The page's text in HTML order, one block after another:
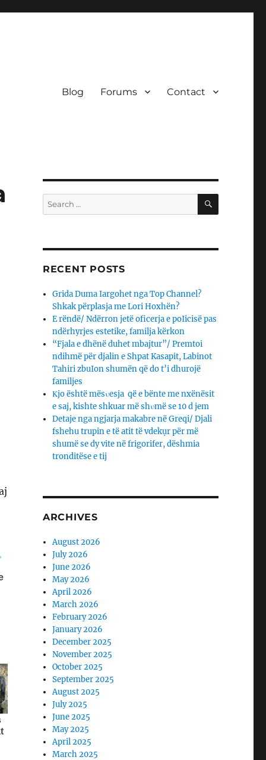
Blog Forums Contact
Search
for:
SEARCH
RECENT POSTS
Grida Duma Iargohet nga Top Channel?
Shkak përplasja me Lori Hoxhën?
E rëndë/ Ndërron jetë oficerja e poIicisë pas
ndërhyrjes estetike, familja kërkon
“Fjala e dhënë duhet mbajtur”/ Premtoi
ndihmë për djalin e Shpat Kasapit, Labinot
Tahiri zbuIon shumën që do t’i dhurojë
familjes
Κjo është mësυesja që e bënte me nxënësit
e saj, kishte shkuar më shυmë se 10 d jem
Detaje nga ngjarja makabre në Greqi/ Djali
fshehu trupin e të atit të vdekụr për më
shumë se dy vite në frigorifer, dëshmia
tronditëse e tij
ARCHIVES
August 2026
July 2026
June 2026
May 2026
April 2026
March 2026
February 2026
January 2026
December 2025
November 2025
October 2025
September 2025
August 2025
July 2025
June 2025
May 2025
April 2025
March 2025